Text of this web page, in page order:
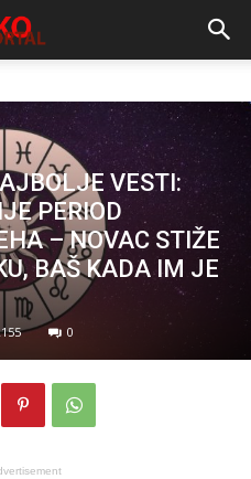
VESTI:
PERIOD
– NOVAC STIŽE
BAŠ KADA IM JE
0